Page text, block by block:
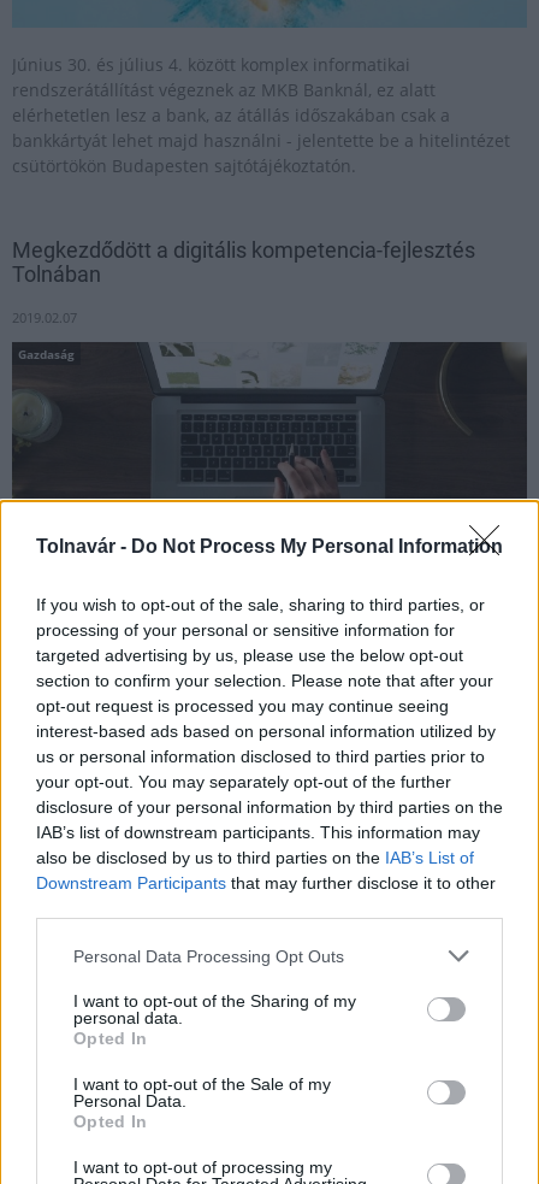
Tolnavár - Do Not Process My Personal Information
If you wish to opt-out of the sale, sharing to third parties, or
processing of your personal or sensitive information for
targeted advertising by us, please use the below opt-out
section to confirm your selection. Please note that after your
opt-out request is processed you may continue seeing
interest-based ads based on personal information utilized by
us or personal information disclosed to third parties prior to
your opt-out. You may separately opt-out of the further
disclosure of your personal information by third parties on the
IAB’s list of downstream participants. This information may
also be disclosed by us to third parties on the IAB’s List of
Downstream Participants that may further disclose it to other
Please note that this website/app uses one or more Google
not limited to your visit or usage behaviour. You may click to
grant or deny consent to Google and its third-party tags to
use your data for below specified purposes in below Google
consent section.
Personal Data Processing Opt Outs
I want to opt-out of the Sharing of my
personal data.
Opted In
I want to opt-out of the Sale of my
Personal Data.
Opted In
I want to opt-out of processing my
Június 30. és július 4. között komplex informatikai
rendszerátállítást végeznek az MKB Banknál, ez alatt
elérhetetlen lesz a bank, az átállás időszakában csak a
bankkártyát lehet majd használni - jelentette be a hitelintézet
csütörtökön Budapesten sajtótájékoztatón.
Megkezdődött a digitális kompetencia-fejlesztés
Tolnában
2019.02.07
Gazdaság
Két éve zajlik Tolna megyében a „Digitális szakadék
csökkentése” elnevezésű kiemelt projekt. A tanfolyam elősegíti
a gazdaság versenyképességének növelését. A résztvevők olyan
informatikai képzettségre tesznek szert, amelytől csökken az
úgynevezett digitális írástudatlanság.
Digitális Jólét Program Pont nyílt Bonyhádon